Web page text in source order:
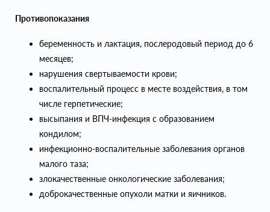
Противопоказания
беременность и лактация, послеродовый период до 6
месяцев;
нарушения свертываемости крови;
воспалительный процесс в месте воздействия, в том
числе герпетические;
высыпания и ВПЧ-инфекция с образованием
кондилом;
инфекционно-воспалительные заболевания органов
малого таза;
злокачественные онкологические заболевания;
доброкачественные опухоли матки и яичников.